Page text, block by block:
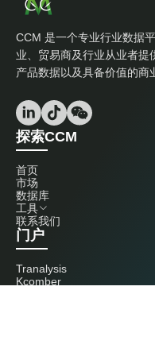
CCM 是一个专业行业数据
业、贸易商及行业从业者提
产品数据以及具备价值的商
探索CCM
首页
市场
数据库
工具
联系我们
门户
Tranalysis
Kcomber